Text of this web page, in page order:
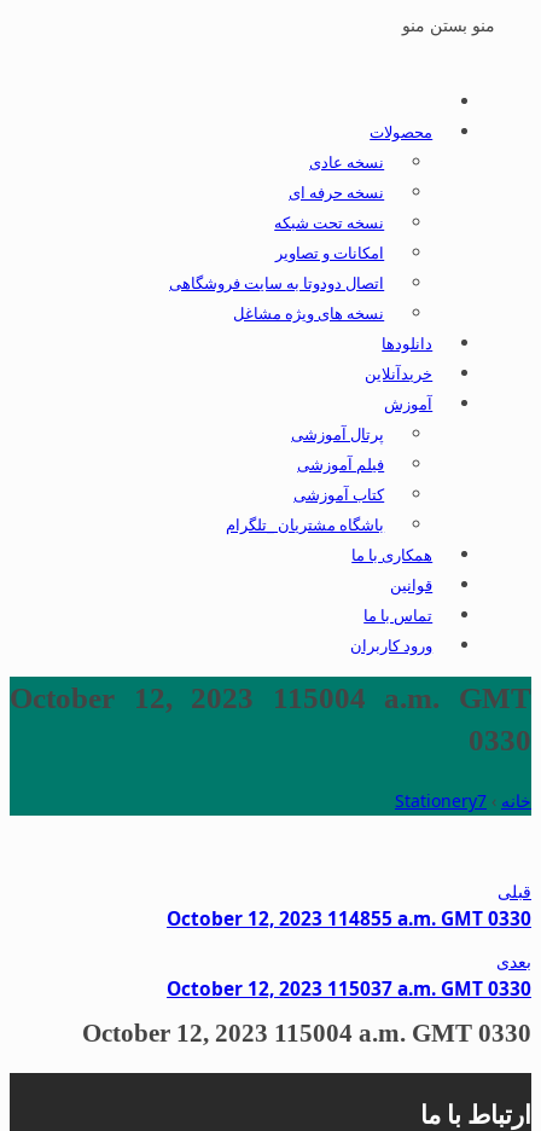
منو بستن منو
محصولات
نسخه عادی
نسخه حرفه ای
نسخه تحت شبکه
امکانات و تصاویر
اتصال دودوتا به سایت فروشگاهی
نسخه های ویژه مشاغل
دانلودها
خریدآنلاین
آموزش
پرتال آموزشی
فیلم آموزشی
کتاب آموزشی
باشگاه مشتریان _تلگرام
همکاری با ما
قوانین
تماس با ما
ورود کاربران
October 12, 2023 115004 a.m. GMT
0330
خانه ›
Stationery7
قبلی
October 12, 2023 114855 a.m. GMT 0330
بعدی
October 12, 2023 115037 a.m. GMT 0330
October 12, 2023 115004 a.m. GMT 0330
ارتباط با ما